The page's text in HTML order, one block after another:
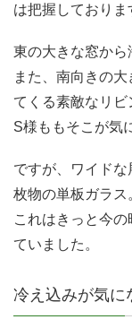
は把握しておりま
東の大きな窓から
また、南向きの
てくる素敵なリビ
S様ももそこが気
ですが、ワイド
枚物の単板ガラス
これはきっと今
ていました。
冷え込みが気に